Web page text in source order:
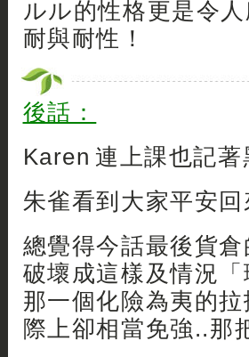
ルル的性格更是令
耐與耐性！
後話：
Karen 連上課也記
朱雀看到大家平安
總覺得今話最後貨
破壞成這樣及情況
那一個化險為夷的
際上卻相當免強..那